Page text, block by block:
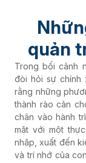
quản
Trong bối cảnh
đòi hỏi sự chính
rằng những
thành rào cản
chân vào hành
mặt với một
nhập, xuất đến
và trí nhớ của